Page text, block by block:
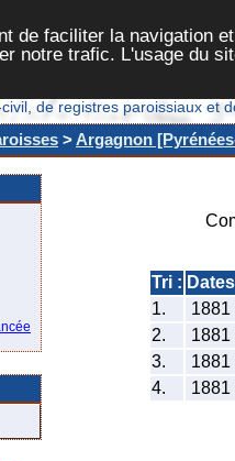
de faciliter la navigation
notre trafic. L'usage du
de registres paroissiaux et
>Argagnon
Tri : Dates
1.
1881
2.
1881
3.
1881
4.
1881